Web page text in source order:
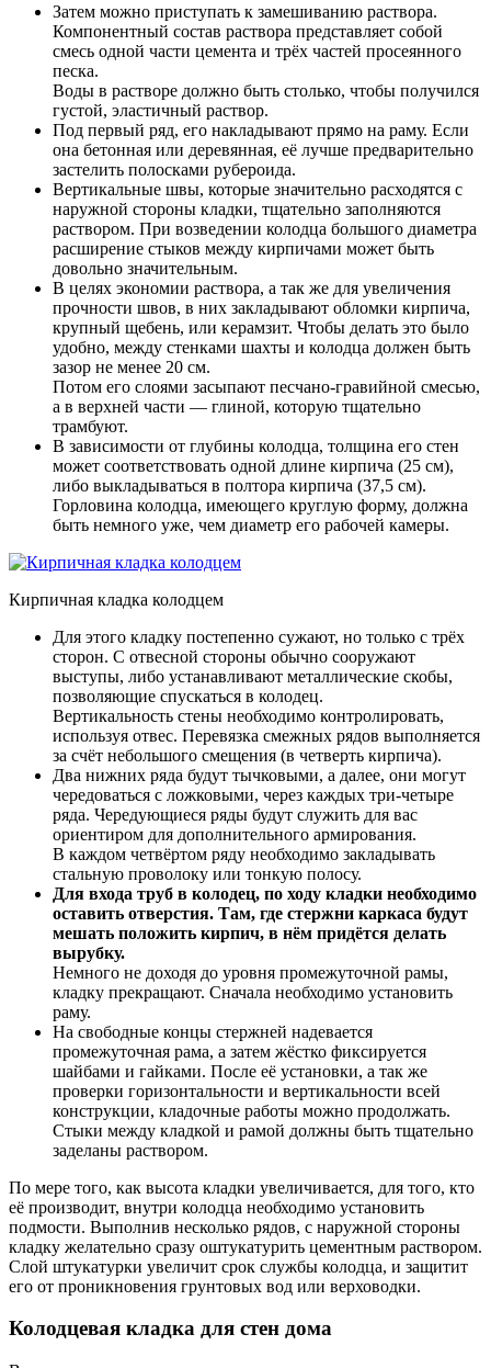
Затем можно приступать к замешиванию раствора.
Компонентный состав раствора представляет собой
смесь одной части цемента и трёх частей просеянного
песка.
Воды в растворе должно быть столько, чтобы получился
густой, эластичный раствор.
Под первый ряд, его накладывают прямо на раму. Если
она бетонная или деревянная, её лучше предварительно
застелить полосками рубероида.
Вертикальные швы, которые значительно расходятся с
наружной стороны кладки, тщательно заполняются
раствором. При возведении колодца большого диаметра
расширение стыков между кирпичами может быть
довольно значительным.
В целях экономии раствора, а так же для увеличения
прочности швов, в них закладывают обломки кирпича,
крупный щебень, или керамзит. Чтобы делать это было
удобно, между стенками шахты и колодца должен быть
зазор не менее 20 см.
Потом его слоями засыпают песчано-гравийной смесью,
а в верхней части — глиной, которую тщательно
трамбуют.
В зависимости от глубины колодца, толщина его стен
может соответствовать одной длине кирпича (25 см),
либо выкладываться в полтора кирпича (37,5 см).
Горловина колодца, имеющего круглую форму, должна
быть немного уже, чем диаметр его рабочей камеры.
Кирпичная кладка колодцем
Для этого кладку постепенно сужают, но только с трёх
сторон. С отвесной стороны обычно сооружают
выступы, либо устанавливают металлические скобы,
позволяющие спускаться в колодец.
Вертикальность стены необходимо контролировать,
используя отвес. Перевязка смежных рядов выполняется
за счёт небольшого смещения (в четверть кирпича).
Два нижних ряда будут тычковыми, а далее, они могут
чередоваться с ложковыми, через каждых три-четыре
ряда. Чередующиеся ряды будут служить для вас
ориентиром для дополнительного армирования.
В каждом четвёртом ряду необходимо закладывать
стальную проволоку или тонкую полосу.
Для входа труб в колодец, по ходу кладки необходимо
оставить отверстия. Там, где стержни каркаса будут
мешать положить кирпич, в нём придётся делать
вырубку.
Немного не доходя до уровня промежуточной рамы,
кладку прекращают. Сначала необходимо установить
раму.
На свободные концы стержней надевается
промежуточная рама, а затем жёстко фиксируется
шайбами и гайками. После её установки, а так же
проверки горизонтальности и вертикальности всей
конструкции, кладочные работы можно продолжать.
Стыки между кладкой и рамой должны быть тщательно
заделаны раствором.
По мере того, как высота кладки увеличивается, для того, кто
её производит, внутри колодца необходимо установить
подмости. Выполнив несколько рядов, с наружной стороны
кладку желательно сразу оштукатурить цементным раствором.
Слой штукатурки увеличит срок службы колодца, и защитит
его от проникновения грунтовых вод или верховодки.
Колодцевая кладка для стен дома